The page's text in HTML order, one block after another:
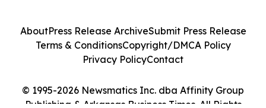
© 1995-2026 Newsmatics Inc. dba Affinity Group
Publishing & Arkansas Business Times. All Rights
AboutPress Release ArchiveSubmit Press Release
Terms & ConditionsCopyright/DMCA Policy
Privacy PolicyContact